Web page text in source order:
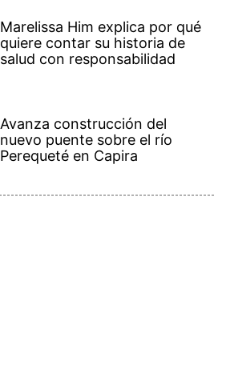
Marelissa Him explica por qué
quiere contar su historia de
salud con responsabilidad
Avanza construcción del
nuevo puente sobre el río
Perequeté en Capira